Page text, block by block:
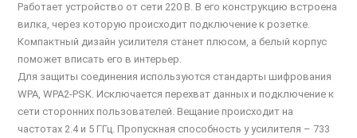
Работает устройство от сети 220 В. В его конструкцию встроена
вилка, через которую происходит подключение к розетке.
Компактный дизайн усилителя станет плюсом, а белый корпус
поможет вписать его в интерьер.
Для защиты соединения используются стандарты шифрования
WPA, WPA2-PSK. Исключается перехват данных и подключение к
сети сторонних пользователей. Вещание происходит на
частотах 2.4 и 5 ГГц. Пропускная способность у усилителя – 733